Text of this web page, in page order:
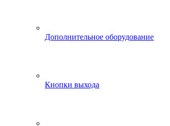
Дополнительное оборудование
Кнопки выхода